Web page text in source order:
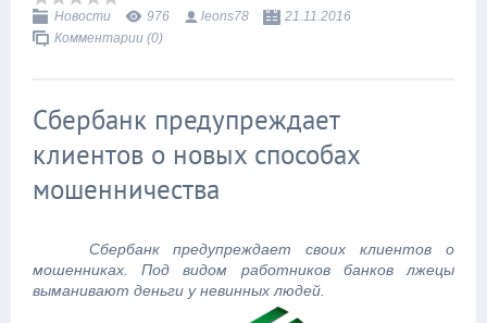
Новости 976 leons78
21.11.2016
Комментарии (0)
Сбербанк предупреждает
клиентов о новых способах
мошенничества
Сбербанк предупреждает своих клиентов о
мошенниках. Под видом работников банков лжецы
выманивают деньги у невинных людей.